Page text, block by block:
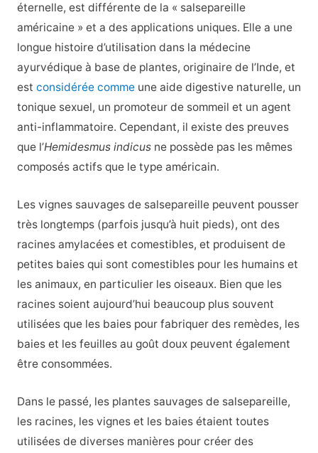
éternelle, est différente de la « salsepareille
américaine » et a des applications uniques. Elle a une
longue histoire d’utilisation dans la médecine
ayurvédique à base de plantes, originaire de l’Inde, et
est considérée commeune aide digestive naturelle, un
tonique sexuel, un promoteur de sommeil et un agent
anti-inflammatoire. Cependant, il existe des preuves
que l’Hemidesmus indicus ne possède pas les mêmes
composés actifs que le type américain.
Les vignes sauvages de salsepareille peuvent pousser
très longtemps (parfois jusqu’à huit pieds), ont des
racines amylacées et comestibles, et produisent de
petites baies qui sont comestibles pour les humains et
les animaux, en particulier les oiseaux. Bien que les
racines soient aujourd’hui beaucoup plus souvent
utilisées que les baies pour fabriquer des remèdes, les
baies et les feuilles au goût doux peuvent également
être consommées.
Dans le passé, les plantes sauvages de salsepareille,
les racines, les vignes et les baies étaient toutes
utilisées de diverses manières pour créer des